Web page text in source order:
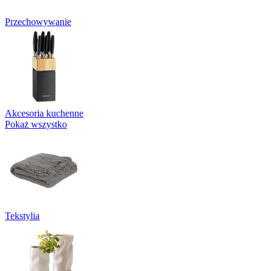
Przechowywanie
Akcesoria kuchenne
Pokaż wszystko
Tekstylia